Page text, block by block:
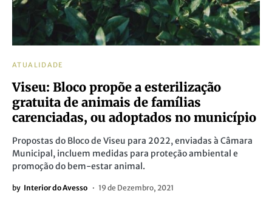
ATUALIDADE
Viseu: Bloco propõe a esterilização
gratuita de animais de famílias
carenciadas, ou adoptados no município
Propostas do Bloco de Viseu para 2022, enviadas à Câmara
Municipal, incluem medidas para proteção ambiental e
promoção do bem-estar animal.
by Interior do Avesso 19 de Dezembro, 2021